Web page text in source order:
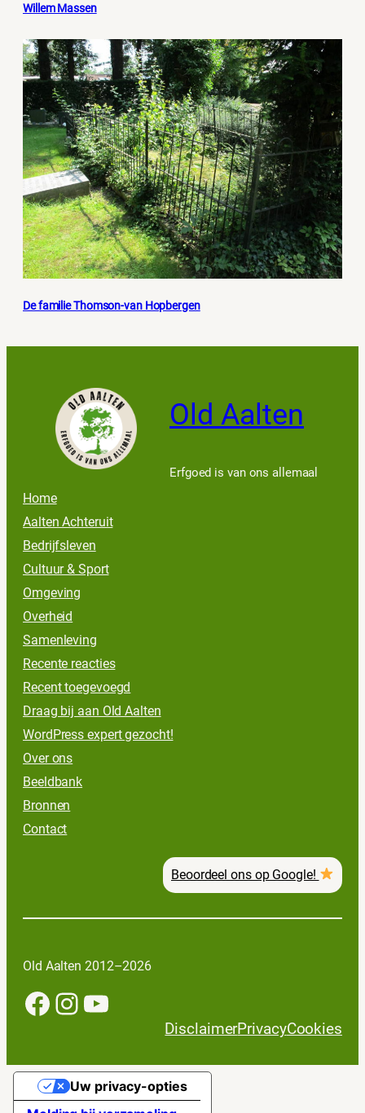
Willem Massen
De familie Thomson-van Hopbergen
Old Aalten
Erfgoed is van ons allemaal
Home
Aalten Achteruit
Bedrijfsleven
Cultuur & Sport
Omgeving
Overheid
Samenleving
Recente reacties
Recent toegevoegd
Draag bij aan Old Aalten
WordPress expert gezocht!
Over ons
Beeldbank
Bronnen
Contact
Beoordeel ons op Google!
Old Aalten 2012–2026
Facebook InstagramYouTube
DisclaimerPrivacyCookies
Uw privacy-opties